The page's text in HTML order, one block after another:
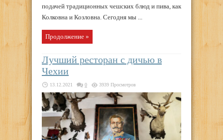
подачей традиционных чешских блюд и пива, как
Колковна и Козловна. Сегодня мы ...
Продолжение »
Лучший ресторан с дичью в
Чехии
13.12.2021 0 3939 Просмотров